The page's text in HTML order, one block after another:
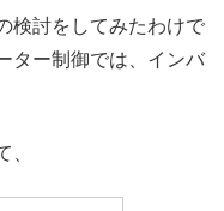
検討をしてみたわけで
ター制御では、インバ
、